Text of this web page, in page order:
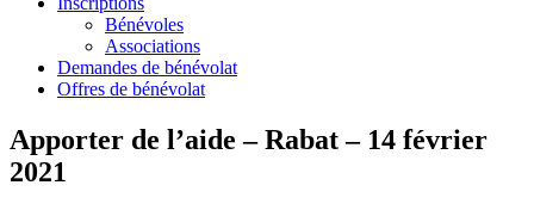
Bénévoles
Associations
Demandes de bénévolat
Offres de bénévolat
Apporter de l’aide – Rabat – 14 février
2021